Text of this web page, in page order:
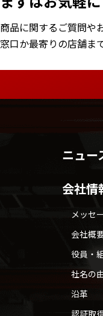
商品に関するご質問や
窓口か最寄りの店舗ま
ニュー
会社情
メッセ
会社概
役員・
社名の
沿革